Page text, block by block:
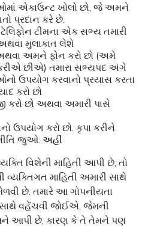
એકાઉન્ટ ખોલો છો, જે અમને
પ્રદાન કરે છે.
ટીમના એક સભ્ય તમારી
મુલાકાત લેશે
અમને ફોન કરો છો (અમે
કરીએ છીએ) તમારા સભ્યપદ અંગે
ઉપયોગ કરવાનો પ્રયાસ કરતા
કરો છો
કરો છો અથવા અમારી પાસે
ઉપયોગ કરો છો. કૃપા કરીને
જુઓ. અહીં
વિશેની માહિતી આપી છે, તો
વ્યક્તિગત માહિતી અમારી સાથે
છે. તમારે આ ગોપનીયતા
વહેંચવી જોઈએ, જેમની
આપી છે, કારણ કે તે તેમને પણ